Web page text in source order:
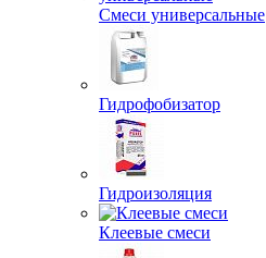
Смеси универсальные
Гидрофобизатор
Гидроизоляция
Клеевые смеси